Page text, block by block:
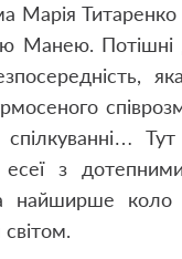
Марія Титаренко
Манею. Потішні
Тут
з
а найширше